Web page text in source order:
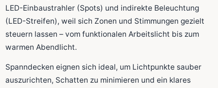
LED-Einbaustrahler (Spots) und indirekte Beleuchtung
(LED-Streifen), weil sich Zonen und Stimmungen gezielt
steuern lassen – vom funktionalen Arbeitslicht bis zum
warmen Abendlicht.
Spanndecken eignen sich ideal, um Lichtpunkte sauber
auszurichten, Schatten zu minimieren und ein klares